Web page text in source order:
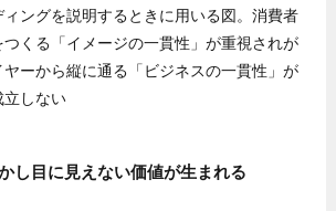
ングを説明するときに用いる図。消費者
くる「イメージの一貫性」が重視されが
ーから縦に通る「ビジネスの一貫性」が
立しない
し目に見えない価値が生まれる